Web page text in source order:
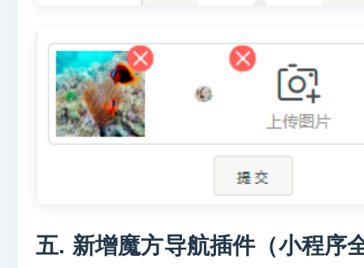
五. 新增魔方导航插件（小程序